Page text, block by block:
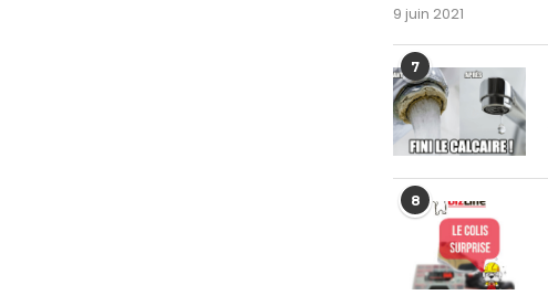
9 juin 2021
7
8